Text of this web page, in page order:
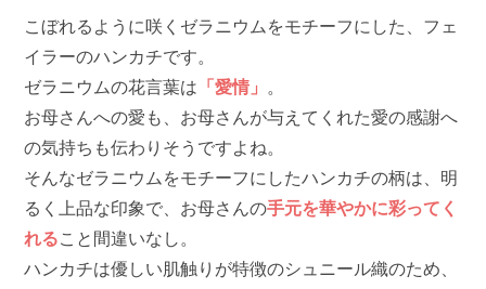
こぼれるように咲くゼラニウムをモチーフにした、フェ
イラーのハンカチです。
ゼラニウムの花言葉は 「愛情」 。
お母さんへの愛も、お母さんが与えてくれた愛の感謝へ
の気持ちも伝わりそうですよね。
そんなゼラニウムをモチーフにしたハンカチの柄は、明
るく上品な印象で、お母さんの手元を華やかに彩ってく
れること間違いなし。
ハンカチは優しい肌触りが特徴のシュニール織のため、